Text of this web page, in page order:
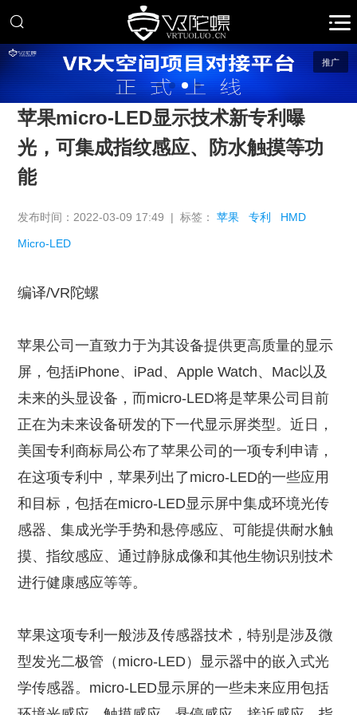
推广
苹果micro-LED显示技术新专利曝
光，可集成指纹感应、防水触摸等功
能
发布时间：2022-03-09 17:49 | 标签：苹果 专利 HMD
Micro-LED
编译/VR陀螺
苹果公司一直致力于为其设备提供更高质量的显示
屏，包括iPhone、iPad、Apple Watch、Mac以及
未来的头显设备，而micro-LED将是苹果公司目前
正在为未来设备研发的下一代显示屏类型。近日，
美国专利商标局公布了苹果公司的一项专利申请，
在这项专利中，苹果列出了micro-LED的一些应用
和目标，包括在micro-LED显示屏中集成环境光传
感器、集成光学手势和悬停感应、可能提供耐水触
摸、指纹感应、通过静脉成像和其他生物识别技术
进行健康感应等等。
苹果这项专利一般涉及传感器技术，特别是涉及微
型发光二极管（micro-LED）显示器中的嵌入式光
学传感器。micro-LED显示屏的一些未来应用包括